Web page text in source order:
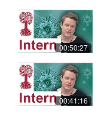
00:50:27
00:41:16